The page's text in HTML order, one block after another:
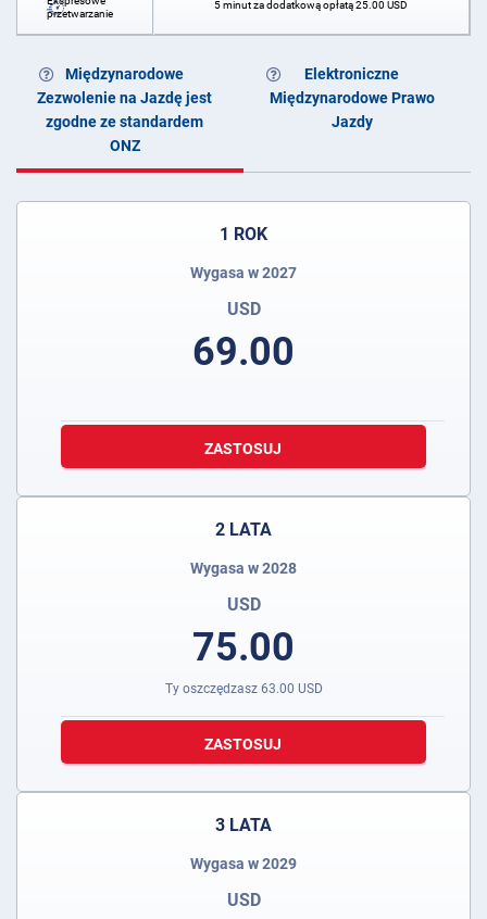
przetwarzanie
5 minut za dodatkową opłatą25.00 USD
Międzynarodowe
Zezwolenie na Jazdę jest
zgodne ze standardem
ONZ
Elektroniczne
Międzynarodowe Prawo
Jazdy
1 ROK
Wygasa w 2027
USD
69.00
ZASTOSUJ
2 LATA
Wygasa w 2028
USD
75.00
Ty oszczędzasz 63.00 USD
ZASTOSUJ
3 LATA
Wygasa w 2029
USD